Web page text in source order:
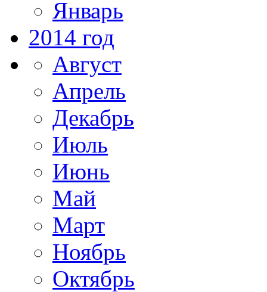
Январь
2014 год
Август
Апрель
Декабрь
Июль
Июнь
Май
Март
Ноябрь
Октябрь